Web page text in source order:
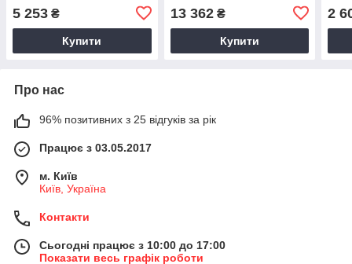
5 253 ₴
Купити
13 362₴
Купити
2
Про нас
96% позитивних з 25 відгуків за рік
Працює з 03.05.2017
м. Київ
Київ, Україна
Контакти
Сьогодні працює з 10:00 до 17:00
Показати весь графік роботи